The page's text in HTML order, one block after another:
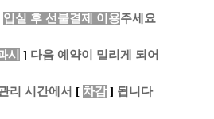
입실 후 선불결제 이용주세요
시 ] 다음 예약이 밀리게 되어
리 시간에서 [ 차감 ] 됩니다